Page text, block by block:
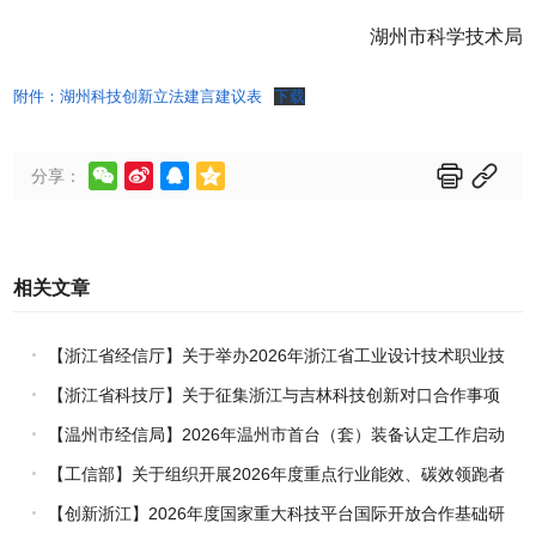
湖州市科学技术局
附件：湖州科技创新立法建言建议表 下载
分享：      
相关文章
【浙江省经信厅】关于举办2026年浙江省工业设计技术职业技
能竞赛的通知
【浙江省科技厅】关于征集浙江与吉林科技创新对口合作事项
的通知【温州市经信局】2026年温州市首台（套）装备认定工作启动
【工信部】关于组织开展2026年度重点行业能效、碳效领跑者
企业推荐工作的通知
【创新浙江】2026年度国家重大科技平台国际开放合作基础研